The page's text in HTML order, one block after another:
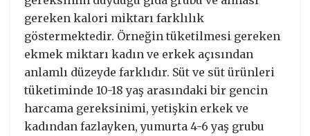
gereken kalori miktarı farklılık
göstermektedir. Örneğin tüketilmesi gereken
ekmek miktarı kadın ve erkek açısından
anlamlı düzeyde farklıdır. Süt ve süt ürünleri
tüketiminde 10-18 yaş arasındaki bir gencin
harcama gereksinimi, yetişkin erkek ve
kadından fazlayken, yumurta 4-6 yaş grubu